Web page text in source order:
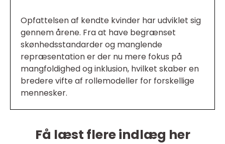
Opfattelsen af kendte kvinder har udviklet sig
gennem årene. Fra at have begrænset
skønhedsstandarder og manglende
repræsentation er der nu mere fokus på
mangfoldighed og inklusion, hvilket skaber en
bredere vifte af rollemodeller for forskellige
mennesker.
Få læst flere indlæg her